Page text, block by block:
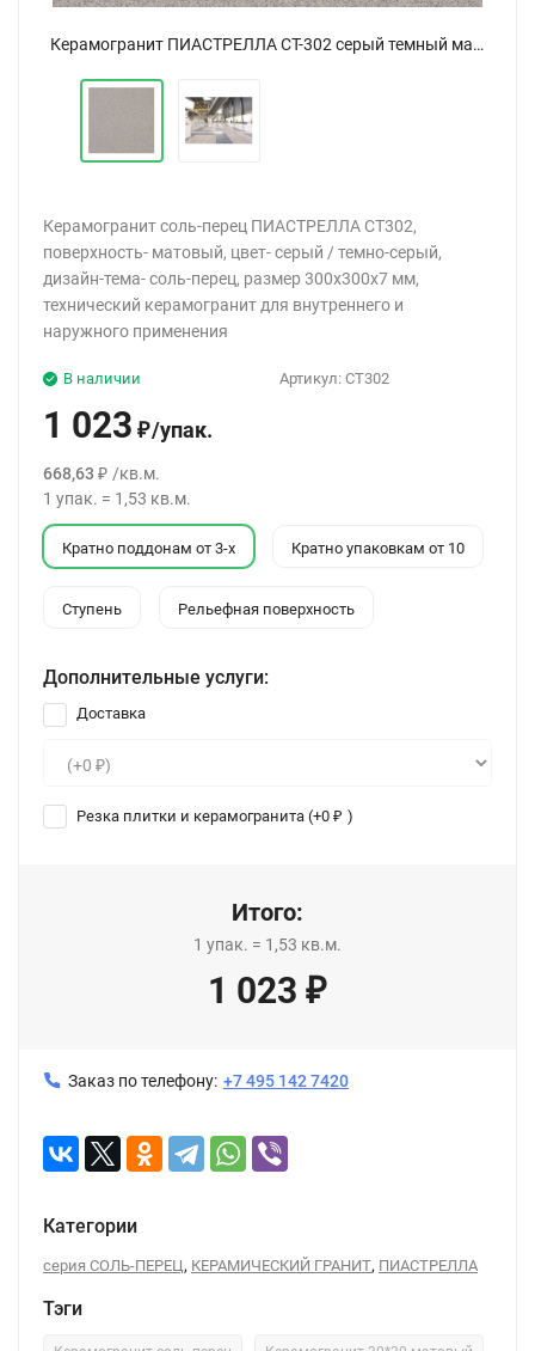
Керамогранит ПИАСТРЕЛЛА СТ-302 серый темный матовый 30x30
Керамогранит соль-перец ПИАСТРЕЛЛА СТ302,
поверхность- матовый, цвет- серый / темно-серый,
дизайн-тема- соль-перец, размер 300x300x7 мм,
технический керамогранит для внутреннего и
наружного применения
Артикул: СТ302
В наличии
1 023 ₽/упак.
668,63 ₽ /кв.м.
1 упак. = 1,53 кв.м.
Кратно поддонам от 3-х Кратно упаковкам от 10
Ступень Рельефная поверхность
Дополнительные услуги:
Доставка
Резка плитки и керамогранита (+0 ₽ )
Итого:
1 упак. = 1,53 кв.м.
1 023 ₽
Заказ по телефону: +7 495 142 7420
Категории
серия СОЛЬ-ПЕРЕЦ, КЕРАМИЧЕСКИЙ ГРАНИТ, ПИАСТРЕЛЛА
Тэги